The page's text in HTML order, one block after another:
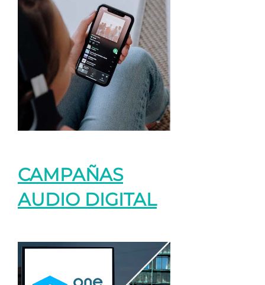
CAMPAÑAS
AUDIO DIGITAL